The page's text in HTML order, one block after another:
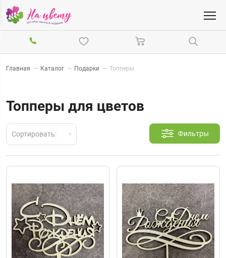
Главная — Каталог — Подарки — Топперы
Топперы для цветов
Фильтры
Сортировать: